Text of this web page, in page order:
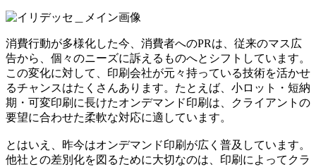
消費行動が多様化した今、消費者へのPRは、従来のマス広
告から、個々のニーズに訴えるものへとシフトしています。
この変化に対して、印刷会社が元々持っている技術を活かせ
るチャンスはたくさんあります。たとえば、小ロット・短納
期・可変印刷に長けたオンデマンド印刷は、クライアントの
要望に合わせた柔軟な対応に適しています。
とはいえ、昨今はオンデマンド印刷が広く普及しています。
他社との差別化を図るために大切なのは、印刷によってクラ